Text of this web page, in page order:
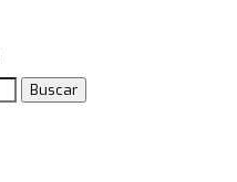
Buscar